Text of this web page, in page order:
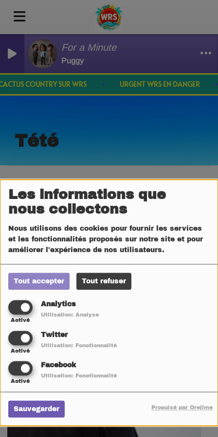
Les informations que
nous collectons
Nous utilisons des cookies pour fournir les services
et les fonctionnalités proposés sur notre site et pour
améliorer l'expérience de nos utilisateurs.
Tout accepter Tout refuser
Analytics
Activé
Utilisation: Analyse
Twitter
Activé
Utilisation: Fonctionnalité
Facebook
Activé
Utilisation: Fonctionnalité
Sauvegarder Propulsé par Orejime
For a Minute
Puggy
COUNTRY SUR WRS URGENT WRS EN DANGER
Tété